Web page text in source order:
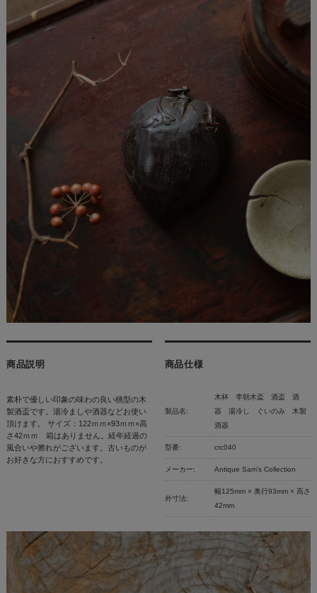
商品説明
素朴で優しい印象の味わの良い桃型の木
製酒盃です。湯冷ましや酒器などお使い
頂けます。 サイズ：122ｍｍ×93ｍｍ×高
さ42ｍｍ 箱はありません。経年経過の
風合いや擦れがございます。古いものが
お好きな方におすすめです。
商品仕様
製品名:
木杯 李朝木盃 酒盃 酒
器 湯冷し ぐいのみ 木製
酒器
型番: crc040
メーカー: Antique Sam's Collection
外寸法:
幅125mm × 奥行93mm × 高さ
42mm